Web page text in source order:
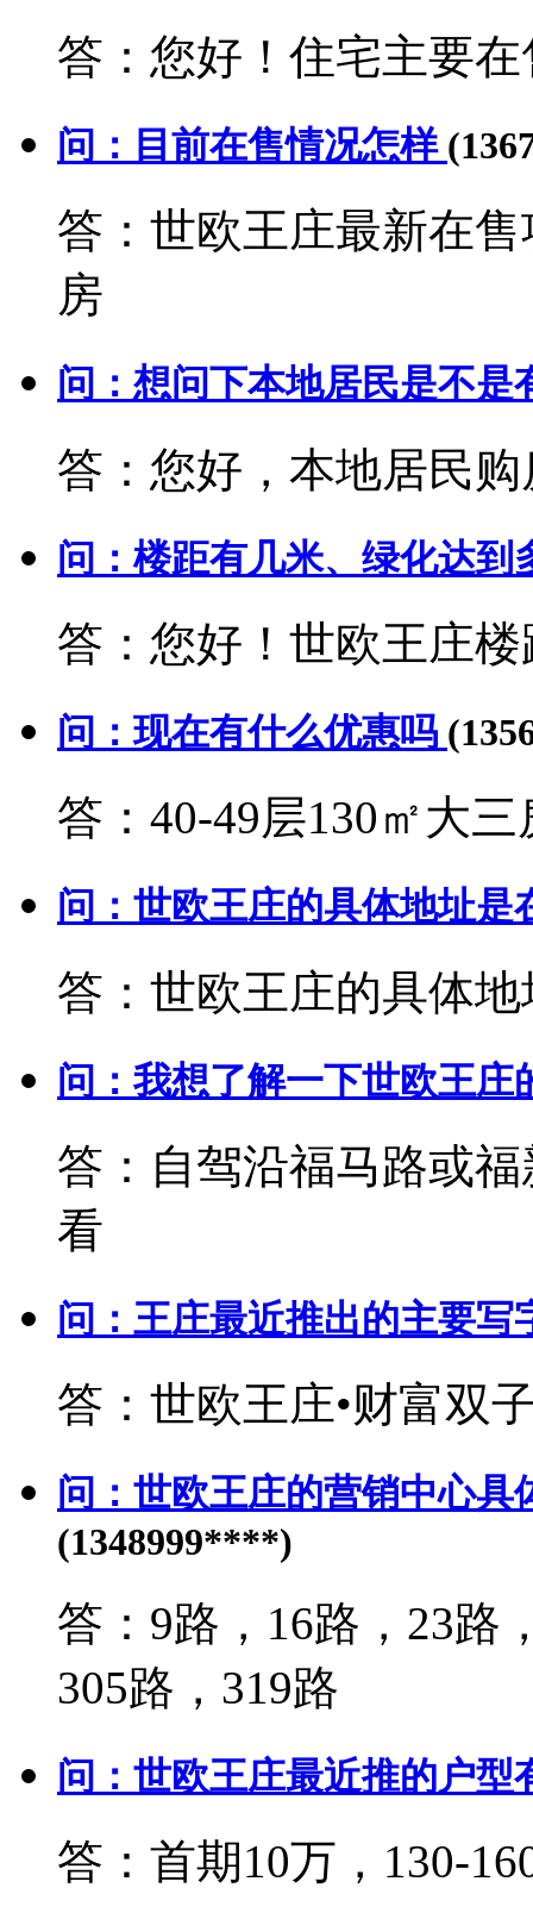
答：您好！住宅主要
问：目前在售情况怎样
答：世欧王庄最新在
房
问：想问下本地居民是不是
答：您好，本地居民
问：楼距有几米、绿化达到
答：您好！世欧王庄
问：现在有什么优惠吗
答：40-49层130㎡大
问：世欧王庄的具体地址是
答：世欧王庄的具体
问：我想了解一下世欧王
答：自驾沿福马路或
看
问：王庄最近推出的主要
答：世欧王庄•财富双
问：世欧王庄的营销中心具
(1348999****)
答：9路，16路，23路
305路，319路
问：世欧王庄最近推的户型
答：首期10万，130-